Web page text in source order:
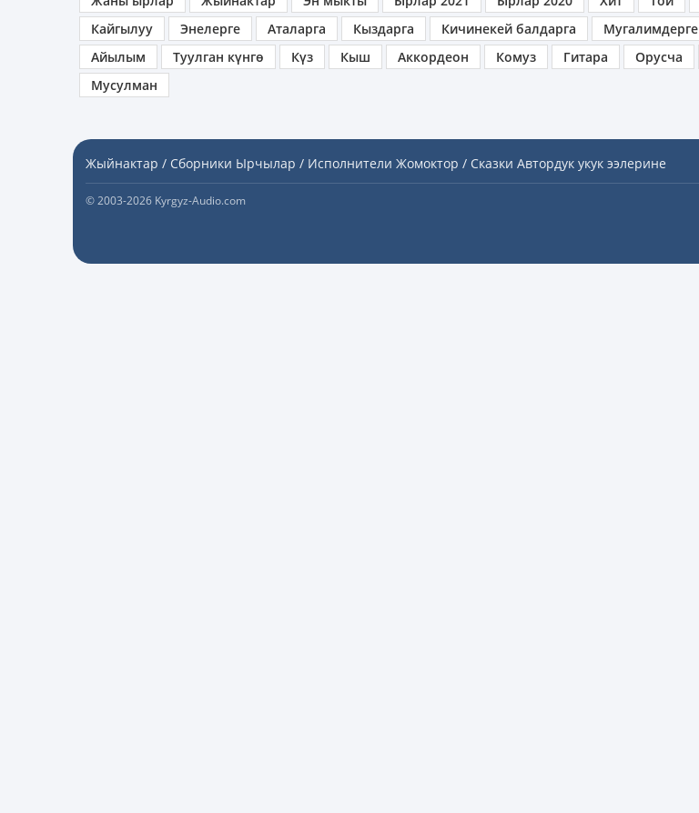
Кайгылуу
Энелерге Аталарга Кыздарга Кичинекей балдарга Мугалимдерге
Айылым
Туулган күнгө Күз Кыш Аккордеон Комуз Гитара Орусча
Мусулман
Жыйнактар / Сборники Ырчылар / Исполнители Жомоктор / Сказки Автордук укук ээлерине
© 2003-2026 Kyrgyz-Audio.com